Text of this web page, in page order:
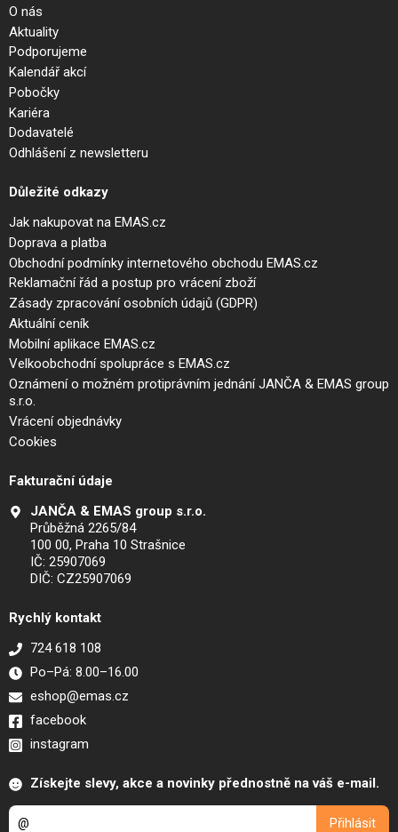
O nás
Aktuality
Podporujeme
Kalendář akcí
Pobočky
Kariéra
Dodavatelé
Odhlášení z newsletteru
Důležité odkazy
Jak nakupovat na EMAS.cz
Doprava a platba
Obchodní podmínky internetového obchodu EMAS.cz
Reklamační řád a postup pro vrácení zboží
Zásady zpracování osobních údajů (GDPR)
Aktuální ceník
Mobilní aplikace EMAS.cz
Velkoobchodní spolupráce s EMAS.cz
Oznámení o možném protiprávním jednání JANČA & EMAS group
s.r.o.
Vrácení objednávky
Cookies
Fakturační údaje
JANČA & EMAS group s.r.o.
Průběžná 2265/84
100 00, Praha 10 Strašnice
IČ: 25907069
DIČ: CZ25907069
Rychlý kontakt
724 618 108
Po–Pá: 8.00–16.00
eshop@emas.cz
facebook
instagram
Získejte slevy, akce a novinky přednostně na váš e-mail.